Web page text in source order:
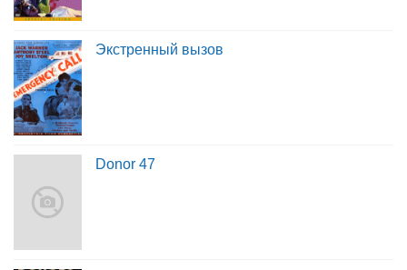
Экстренный вызов
Donor 47